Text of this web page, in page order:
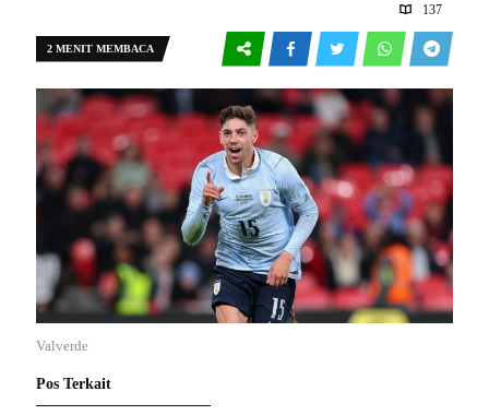
137
2 MENIT MEMBACA
Valverde
Pos Terkait